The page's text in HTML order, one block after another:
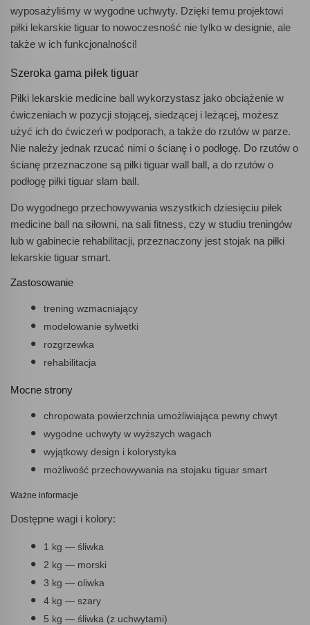
wyposażyliśmy w wygodne uchwyty. Dzięki temu projektowi
piłki lekarskie tiguar to nowoczesność nie tylko w designie, ale
także w ich funkcjonalności!
Szeroka gama piłek tiguar
Piłki lekarskie medicine ball wykorzystasz jako obciążenie w
ćwiczeniach w pozycji stojącej, siedzącej i leżącej, możesz
użyć ich do ćwiczeń w podporach, a także do rzutów w parze.
Nie należy jednak rzucać nimi o ścianę i o podłogę. Do rzutów o
ścianę przeznaczone są piłki tiguar wall ball, a do rzutów o
podłogę piłki tiguar slam ball.
Do wygodnego przechowywania wszystkich dziesięciu piłek
medicine ball na siłowni, na sali fitness, czy w studiu treningów
lub w gabinecie rehabilitacji, przeznaczony jest stojak na piłki
lekarskie tiguar smart.
Zastosowanie
trening wzmacniający
modelowanie sylwetki
rozgrzewka
rehabilitacja
Mocne strony
chropowata powierzchnia umożliwiająca pewny chwyt
wygodne uchwyty w wyższych wagach
wyjątkowy design i kolorystyka
możliwość przechowywania na stojaku tiguar smart
Ważne informacje
Dostępne wagi i kolory:
1 kg — śliwka
2 kg — morski
3 kg — oliwka
4 kg — szary
5 kg — śliwka (z uchwytami)